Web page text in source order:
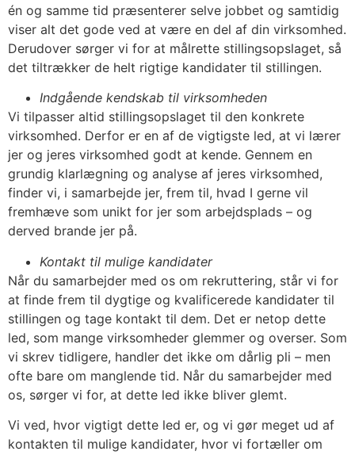
én og samme tid præsenterer selve jobbet og samtidig
viser alt det gode ved at være en del af din virksomhed.
Derudover sørger vi for at målrette stillingsopslaget, så
det tiltrækker de helt rigtige kandidater til stillingen.
Indgående kendskab til virksomheden
Vi tilpasser altid stillingsopslaget til den konkrete
virksomhed. Derfor er en af de vigtigste led, at vi lærer
jer og jeres virksomhed godt at kende. Gennem en
grundig klarlægning og analyse af jeres virksomhed,
finder vi, i samarbejde jer, frem til, hvad I gerne vil
fremhæve som unikt for jer som arbejdsplads – og
derved brande jer på.
Kontakt til mulige kandidater
Når du samarbejder med os om rekruttering, står vi for
at finde frem til dygtige og kvalificerede kandidater til
stillingen og tage kontakt til dem. Det er netop dette
led, som mange virksomheder glemmer og overser. Som
vi skrev tidligere, handler det ikke om dårlig pli – men
ofte bare om manglende tid. Når du samarbejder med
os, sørger vi for, at dette led ikke bliver glemt.
Vi ved, hvor vigtigt dette led er, og vi gør meget ud af
kontakten til mulige kandidater, hvor vi fortæller om